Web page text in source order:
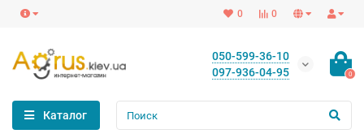
0
0
050-599-36-10
097-936-04-95
0
Каталог